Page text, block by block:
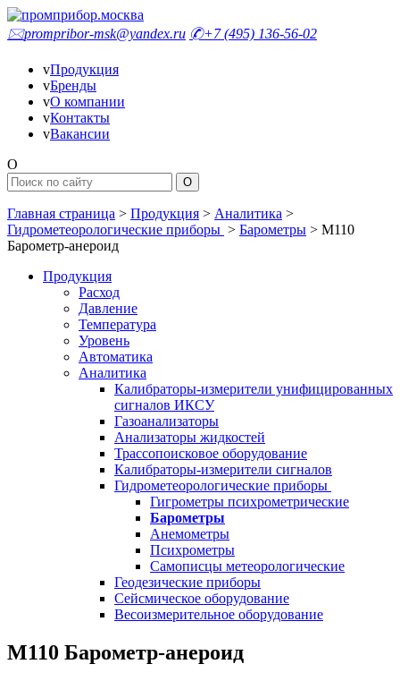
🖂prompribor-msk@yandex.ru ✆+7 (495) 136-56-02
vПродукция
vБренды
vО компании
vКонтакты
vВакансии
O
Главная страница > Продукция > Аналитика >
Гидрометеорологические приборы > Барометры > М110
Барометр-анероид
Продукция
Расход
Давление
Температура
Уровень
Автоматика
Аналитика
Калибраторы-измерители унифицированных
сигналов ИКСУ
Газоанализаторы
Анализаторы жидкостей
Трассопоисковое оборудование
Калибраторы-измерители сигналов
Гидрометеорологические приборы
Гигрометры психрометрические
Барометры
Анемометры
Психрометры
Самописцы метеорологические
Геодезические приборы
Сейсмическое оборудование
Весоизмерительное оборудование
М110 Барометр-анероид